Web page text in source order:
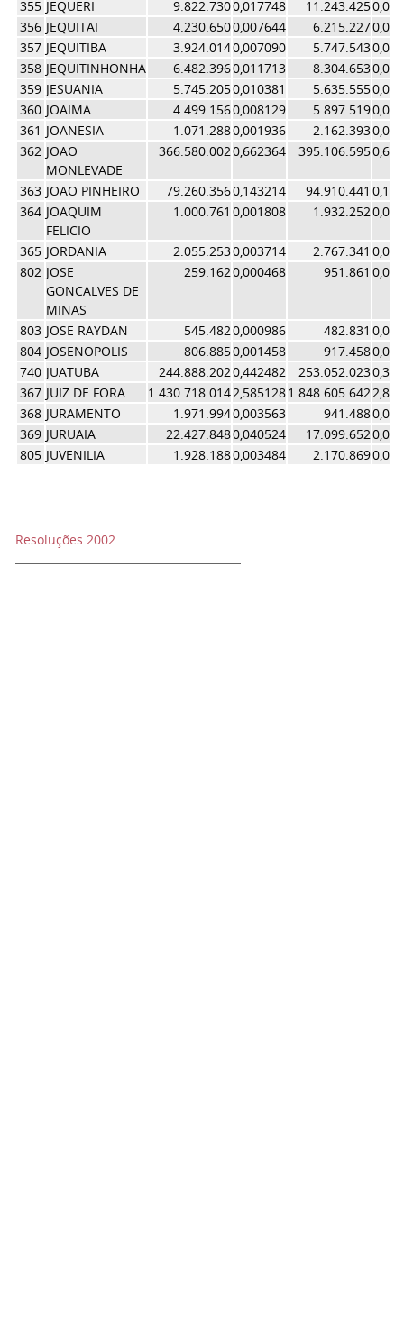
355 JEQUERI 9.822.7300,017748 11.243.425
356 JEQUITAI 4.230.6500,007644 6.215.227
357 JEQUITIBA 3.924.0140,007090 5.747.543
358 JEQUITINHONHA 6.482.3960,011713 8.304.653
359 JESUANIA 5.745.2050,010381 5.635.555
360 JOAIMA 4.499.1560,008129 5.897.519
361 JOANESIA 1.071.2880,001936 2.162.393
362 JOAO
MONLEVADE
366.580.0020,662364 395.106.595
363 JOAO PINHEIRO 79.260.3560,143214 94.910.441
364 JOAQUIM
FELICIO
1.000.761 0,001808 1.932.252
365 JORDANIA 2.055.2530,003714 2.767.341
802 JOSE
GONCALVES DE
MINAS
259.1620,000468 951.861
803 JOSE RAYDAN 545.4820,000986 482.831
804 JOSENOPOLIS 806.8850,001458 917.458
740 JUATUBA 244.888.2020,442482 253.052.023
367 JUIZ DE FORA 1.430.718.0142,5851281.848.605.642
368 JURAMENTO 1.971.9940,003563 941.488
369 JURUAIA 22.427.8480,040524 17.099.652
805 JUVENILIA 1.928.1880,003484 2.170.869
Resoluções 2002